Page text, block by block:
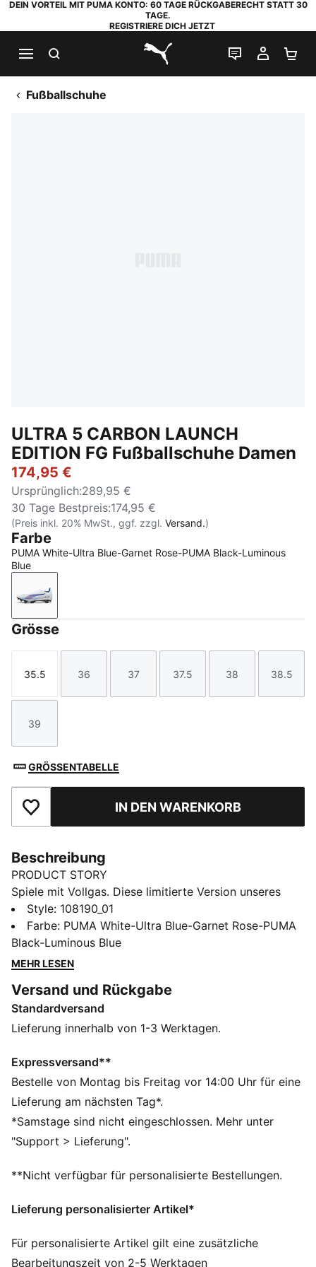
DEIN VORTEIL MIT PUMA KONTO: 60 TAGE RÜCKGABERECHT STATT 30
TAGE.
REGISTRIERE DICH JETZT
PUMA.com
LIVE-CHAT
MEIN
Fußballschuhe
ULTRA 5 CARBON LAUNCH
EDITION FG Fußballschuhe Damen
174,95 €
Ursprünglich:289,95 €
30 Tage Bestpreis:174,95 €
(Preis inkl. 20% MwSt., ggf. zzgl. Versand.)
Farbe
PUMA White-Ultra Blue-Garnet Rose-PUMA Black-Luminous
Blue
PUMA White-Ultra Blue-Garnet Rose-PUMA Black-
Grösse
Größe
35.5
Größe
36
Größe
37
Größe
37.5
Größe
38
Größe
38.5
Größe
39
GRÖSSENTABELLE
Zu Favoriten hinzufügenIN DEN WARENKORB
Beschreibung
PRODUCT STORY
Spiele mit Vollgas. Diese limitierte Version unseres
ULTRA Fußballschuhs der nächsten Generation
kombiniert technische Einblicke aus der Welt der F1®
mit markanten, vom Motorsport inspirierten Grafiken.
Mit dem ULTRA 5 CARBON bekommst du die
abgestimmten Maschine zu deinen Füßen. Die
brandneue SPEEDSYSTEM-Außensohle aus
Carbonfaser macht ihn noch federnder als die Ultra
Stollendesign bringt dich dabei schneller vom Anstoß
zum Netz, als du sagen kannst: Licht aus.
FEATURES + VORTEILE
BESCHLEUNIGUNG: Die SPEEDSYSTEM Carbon-
Außensohle kombiniert federndes Kohlefasermaterial
für schnellen Vortrieb mit einer innovativen
Beschleunigung
auf Erkenntnissen aus akademischer Forschung und
Richtungswechseln und Stoppen
Style: 108190_01
Farbe: PUMA White-Ultra Blue-Garnet Rose-PUMA
Black-Luminous Blue
MEHR LESEN
Versand und Rückgabe
Standardversand
Lieferung innerhalb von 1-3 Werktagen.
Expressversand**
Bestelle von Montag bis Freitag vor 14:00 Uhr für eine
Lieferung am nächsten Tag*.
*Samstage sind nicht eingeschlossen. Mehr unter
"Support > Lieferung".
**Nicht verfügbar für personalisierte Bestellungen.
Lieferung personalisierter Artikel*
Für personalisierte Artikel gilt eine zusätzliche
Bearbeitungszeit von 2-5 Werktagen